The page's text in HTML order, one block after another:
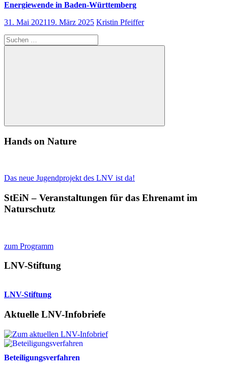
Energiewende in Baden-Württemberg
31. Mai 202119. März 2025 Kristin Pfeiffer
Suchen
nach:
Suchen
Hands on Nature
Das neue Jugendprojekt des LNV ist da!
StEiN – Veranstaltungen für das Ehrenamt im
Naturschutz
zum Programm
LNV-Stiftung
LNV-Stiftung
Aktuelle LNV-Infobriefe
Beteiligungsverfahren